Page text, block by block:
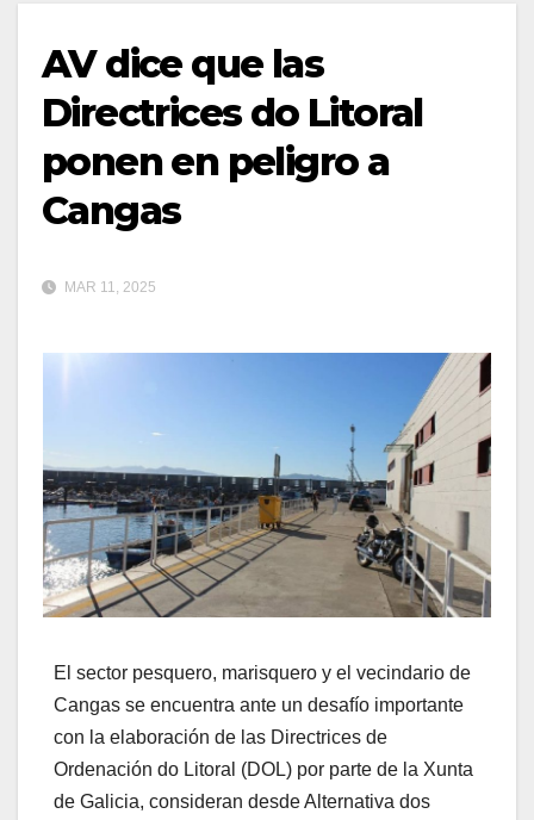
AV dice que las
Directrices do Litoral
ponen en peligro a
Cangas
MAR 11, 2025
El sector pesquero, marisquero y el vecindario de
Cangas se encuentra ante un desafío importante
con la elaboración de las Directrices de
Ordenación do Litoral (DOL) por parte de la Xunta
de Galicia, consideran desde Alternativa dos